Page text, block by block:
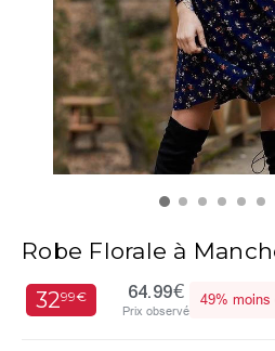
Robe Florale à
3299€ 64.99€
Prix observé
49% moins